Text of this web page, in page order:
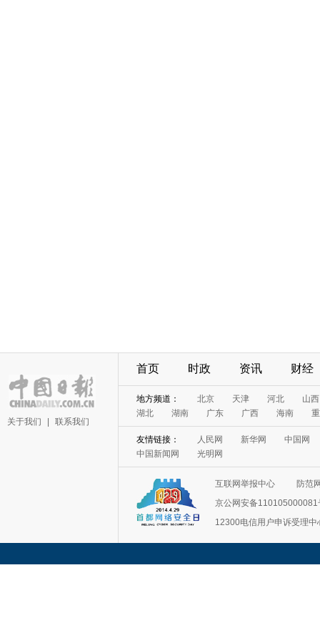
关于我们 联系我们
首页 时政 资讯 财经
地方频道： 北京 天津 河北
山西
湖北
湖南 广东 广西 海南
友情链接： 人民网 新华网
中国网
中国新闻网
光明网
互联网举报中心
防范
京公网安备110105000081
12300电信用户申诉受理中